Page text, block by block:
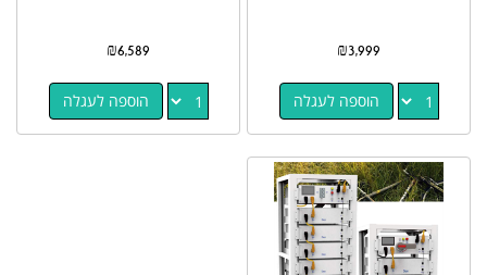
₪3,999
הוספה לעגלה
₪6,589
הוספה לעגלה